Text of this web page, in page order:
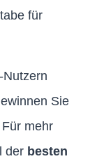
für
Nutzern
Sie
mehr
der besten